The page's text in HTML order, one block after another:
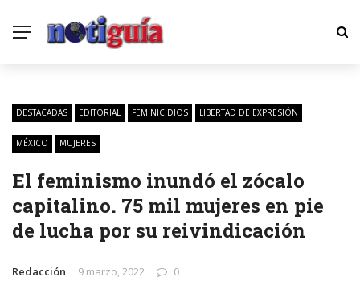
DESTACADAS EDITORIAL FEMINICIDIOS LIBERTAD DE EXPRESIÓN
MÉXICO MUJERES
El feminismo inundó el zócalo
capitalino. 75 mil mujeres en pie
de lucha por su reivindicación
Redacción 9 marzo, 2022 0